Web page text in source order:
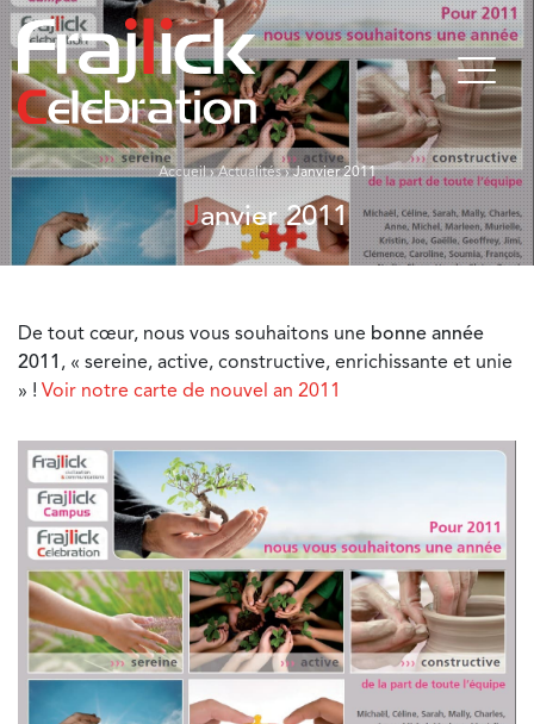
Accueil›Actualités›Janvier 2011
Janvier 2011
De tout cœur, nous vous souhaitons une bonne année
2011 , « sereine, active, constructive, enrichissante et unie
» ! Voir notre carte de nouvel an 2011